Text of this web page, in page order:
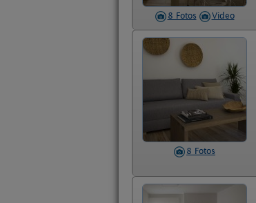
8 Fotos Video
8 Fotos